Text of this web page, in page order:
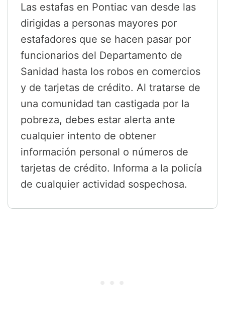
Las estafas en Pontiac van desde las
dirigidas a personas mayores por
estafadores que se hacen pasar por
funcionarios del Departamento de
Sanidad hasta los robos en comercios
y de tarjetas de crédito. Al tratarse de
una comunidad tan castigada por la
pobreza, debes estar alerta ante
cualquier intento de obtener
información personal o números de
tarjetas de crédito. Informa a la policía
de cualquier actividad sospechosa.